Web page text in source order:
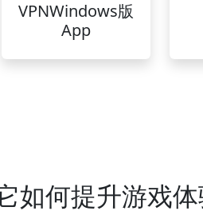
VPNWindows版
App
如何提升游戏体